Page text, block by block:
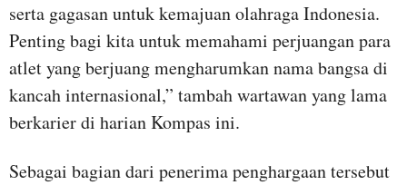
serta gagasan untuk kemajuan olahraga Indonesia.
Penting bagi kita untuk memahami perjuangan para
atlet yang berjuang mengharumkan nama bangsa di
kancah internasional,” tambah wartawan yang lama
berkarier di harian Kompas ini.
Sebagai bagian dari penerima penghargaan tersebut